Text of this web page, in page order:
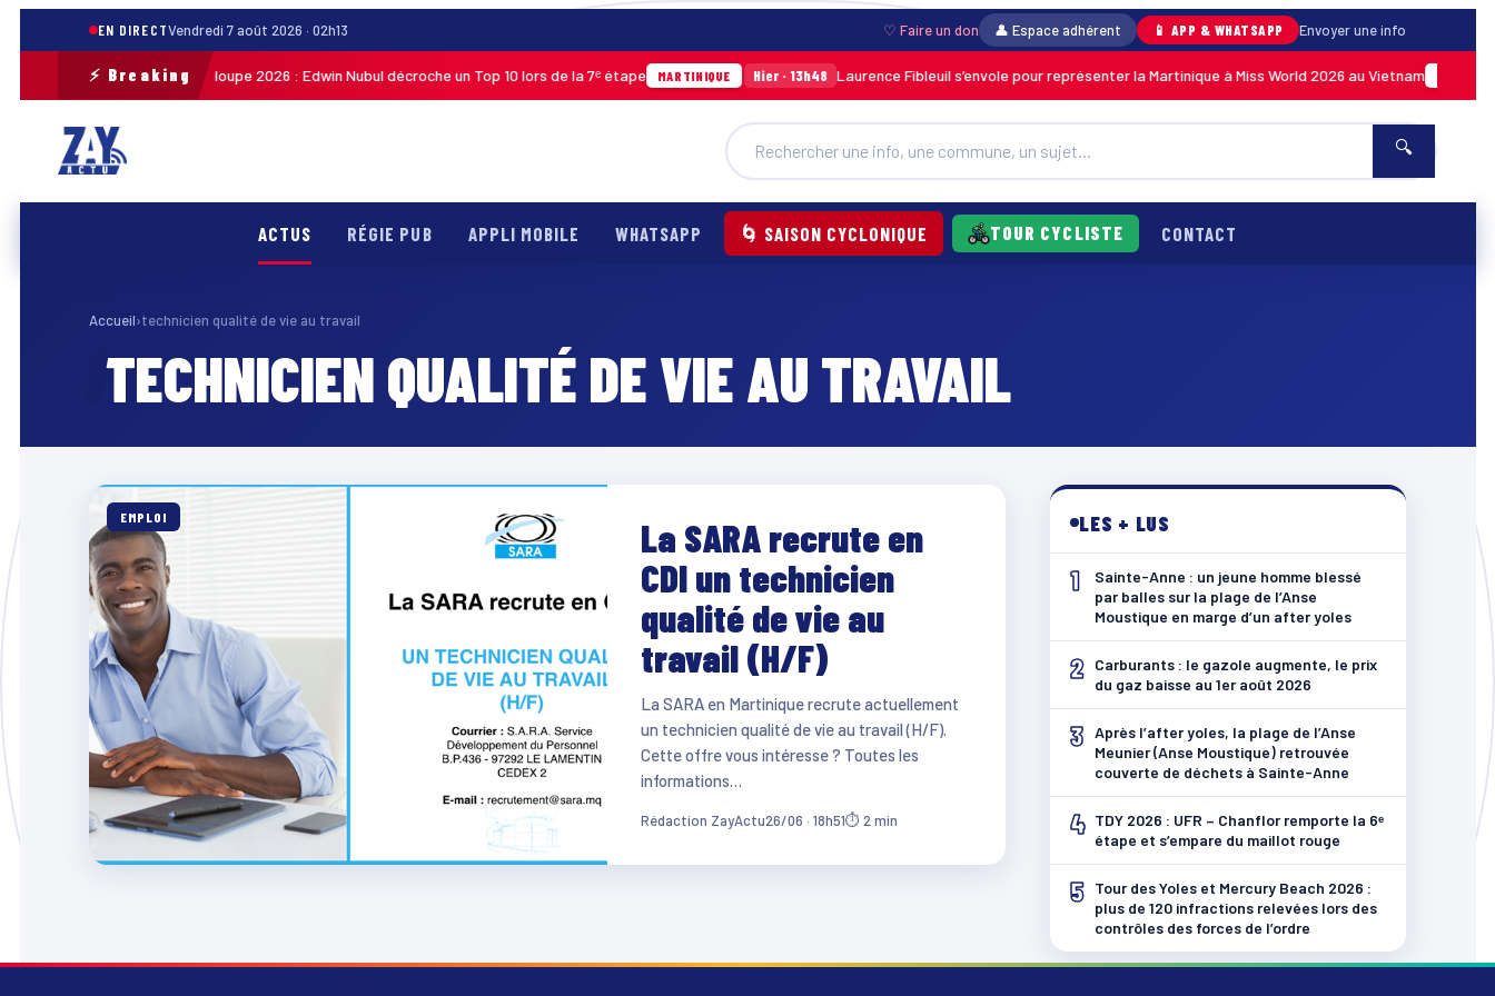
EN DIRECTVendredi 7 août 2026 · 02h13 ♡ Faire un don 👤 Espace adhérent 📱 APP & WHATSAPP Envoyer une info
⚡ Breaking
Tour cycliste de Guadeloupe 2026 : Edwin Nubul décroche un Top 10 lors de la 7ᵉ étape MARTINIQUE Hier · 13h48 Laurence Fibleuil s’envole pour représenter la Martinique à Miss World 2026 au Vietnam MARTINIQUE
🔍
ACTUS RÉGIE PUB APPLI MOBILE WHATSAPP 🌀 SAISON CYCLONIQUE TOUR CYCLISTE CONTACT
Accueil›technicien qualité de vie au travail
TECHNICIEN QUALITÉ DE VIE AU TRAVAIL
EMPLOI
La SARA recrute en
CDI un technicien
qualité de vie au
travail (H/F)
La SARA en Martinique recrute actuellement
un technicien qualité de vie au travail (H/F).
Cette offre vous intéresse ? Toutes les
informations…
Rédaction ZayActu26/06 · 18h51⏱ 2 min
LES + LUS
1
Sainte-Anne : un jeune homme blessé
par balles sur la plage de l’Anse
Moustique en marge d’un after yoles
2
Carburants : le gazole augmente, le prix
du gaz baisse au 1er août 2026
3 Après l’after yoles, la plage de l’Anse
Meunier (Anse Moustique) retrouvée
couverte de déchets à Sainte-Anne
4 TDY 2026 : UFR – Chanflor remporte la 6ᵉ
étape et s’empare du maillot rouge
5
Tour des Yoles et Mercury Beach 2026 :
plus de 120 infractions relevées lors des
contrôles des forces de l’ordre